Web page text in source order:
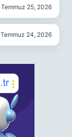
Temmuz 25, 2026
Temmuz 24, 2026